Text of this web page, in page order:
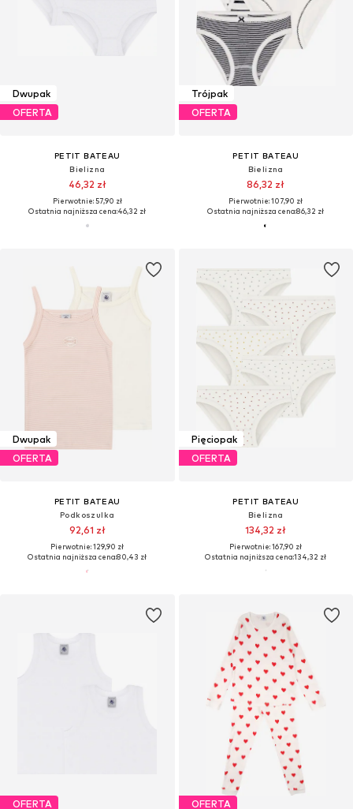
Dwupak
OFERTA
PETIT BATEAU
Bielizna
46,32 zł
Pierwotnie: 57,90 zł
Ostatnia najniższa cena:46,32 zł
Trójpak
OFERTA
PETIT BATEAU
Bielizna
86,32 zł
Pierwotnie: 107,90 zł
Ostatnia najniższa cena:86,32 zł
Dwupak
OFERTA
PETIT BATEAU
Podkoszulka
92,61 zł
Pierwotnie: 129,90 zł
Ostatnia najniższa cena:80,43 zł
Pięciopak
OFERTA
PETIT BATEAU
Bielizna
134,32 zł
Pierwotnie: 167,90 zł
Ostatnia najniższa cena:134,32 zł
OFERTA OFERTA